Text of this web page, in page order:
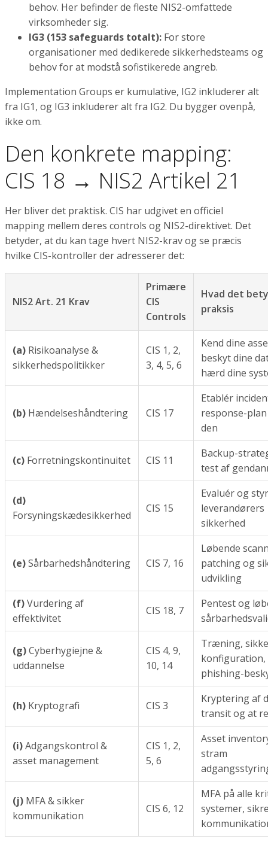
behov. Her befinder de fleste NIS2-omfattede
virksomheder sig.
IG3 (153 safeguards totalt): For store
organisationer med dedikerede sikkerhedsteams og
behov for at modstå sofistikerede angreb.
Implementation Groups er kumulative, IG2 inkluderer alt
fra IG1, og IG3 inkluderer alt fra IG2. Du bygger ovenpå,
ikke om.
Den konkrete mapping:
CIS 18 → NIS2 Artikel 21
Her bliver det praktisk. CIS har udgivet en officiel
mapping mellem deres controls og NIS2-direktivet. Det
betyder, at du kan tage hvert NIS2-krav og se præcis
hvilke CIS-kontroller der adresserer det:
NIS2 Art. 21 Krav
Primære
CIS
Controls
Hvad det
praksis
(a) Risikoanalyse &
sikkerhedspolitikker
CIS 1, 2,
3, 4, 5, 6
Kend dine
beskyt dine
hærd dine
(b) Hændelseshåndtering CIS 17
Etablér
response-
den
(c) Forretningskontinuitet CIS 11
Backup-
test af
(d)
Forsyningskædesikkerhed
CIS 15
Evaluér og styr
leverandørers
sikkerhed
(e)Sårbarhedshåndtering CIS 7, 16
Løbende
patching og
udvikling
(f)Vurdering af
effektivitet
CIS 18, 7
Pentest og
(g)Cyberhygiejne &
uddannelse
CIS 4, 9,
10, 14
Træning,
konfiguration,
phishing-
(h) Kryptografi CIS 3
Kryptering af
transit og at
(i)Adgangskontrol &
asset management
CIS 1, 2,
5, 6
Asset
stram
(j) MFA & sikker
kommunikation
CIS 6, 12
MFA på alle
systemer,